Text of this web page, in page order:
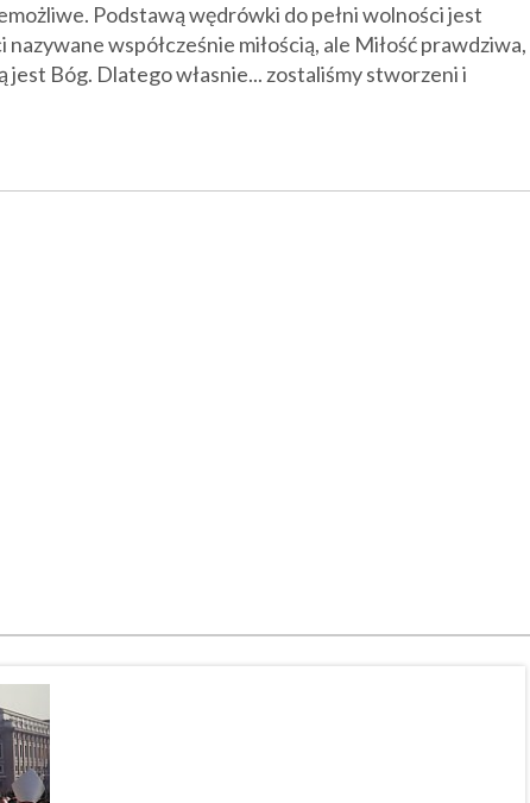
Podstawą wędrówki do pełni wolności jest
współcześnie miłością, ale Miłość prawdziwa,
jest Bóg. Dlatego własnie... zostaliśmy stworzeni i